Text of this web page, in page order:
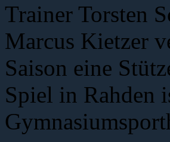
Trainer Torsten
Marcus Kietzer
Saison eine
Spiel in Rahden